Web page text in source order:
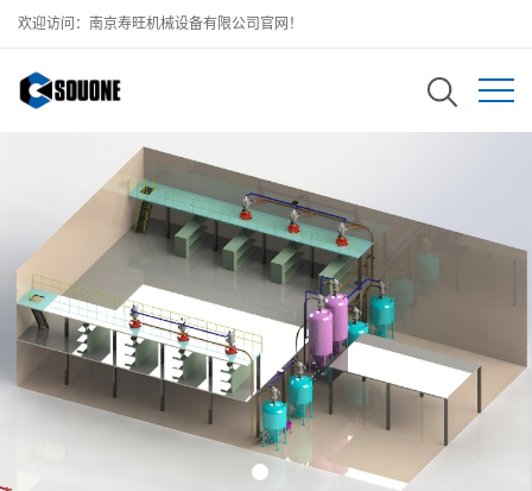
欢迎访问：南京寿旺机械设备有限公司官网！